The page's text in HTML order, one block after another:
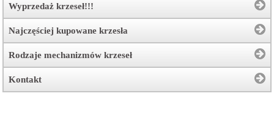
Wyprzedaż krzeseł!!!
Najczęściej kupowane krzesła
Rodzaje mechanizmów krzeseł
Kontakt